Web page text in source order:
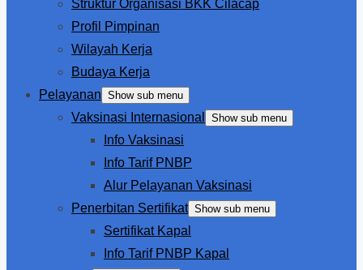
Struktur Organisasi BKK Cilacap
Profil Pimpinan
Wilayah Kerja
Budaya Kerja
Pelayanan Show sub menu
Vaksinasi Internasional Show sub menu
Info Vaksinasi
Info Tarif PNBP
Alur Pelayanan Vaksinasi
Penerbitan Sertifikat Show sub menu
Sertifikat Kapal
Info Tarif PNBP Kapal